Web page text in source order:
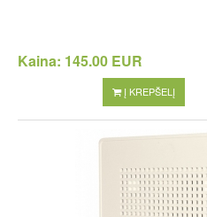
Kaina: 145.00 EUR
Į KREPŠELĮ